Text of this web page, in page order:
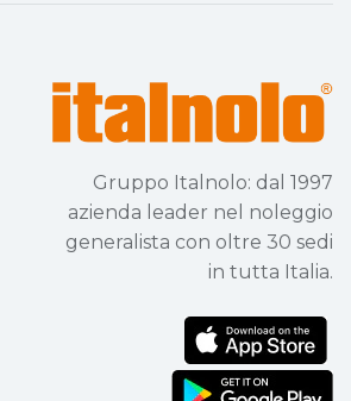
Gruppo Italnolo: dal 1997
azienda leader nel noleggio
generalista con oltre 30 sedi
in tutta Italia.